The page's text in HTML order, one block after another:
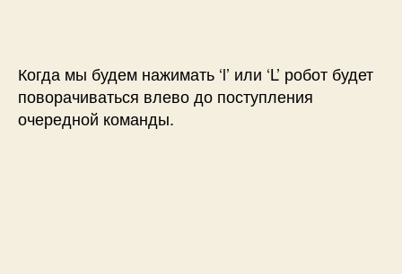
Когда мы будем нажимать ‘l’ или ‘L’ робот будет
поворачиваться влево до поступления
очередной команды.